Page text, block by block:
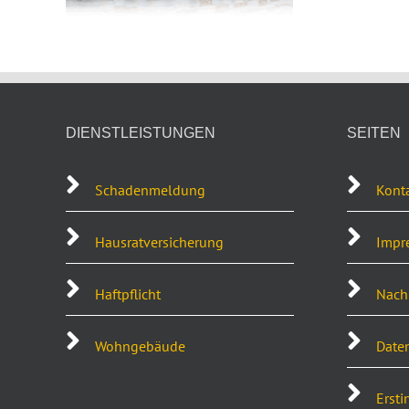
DIENSTLEISTUNGEN
Schadenmeldung
Hausratversicherung
Haftpflicht
Wohngebäude
SEITEN